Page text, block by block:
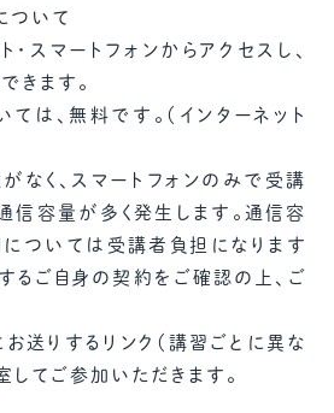
ついて
・スマートフォンからアクセスし、
きます。
は、無料です。（インターネット
がなく、スマートフォンのみで受講
信容量が多く発生します。通信容
ついては受講者負担になります
るご自身の契約をご確認の上、ご
お送りするリンク（講習ごとに異な
してご参加いただきます。